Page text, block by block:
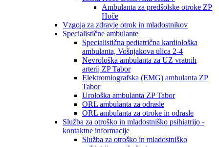
Ambulanta za predšolske otroke ZP
Hoče
Vzgoja za zdravje otrok in mladostnikov
Specialistične ambulante
Specialistična pediatrična kardiološka
ambulanta, Vošnjakova ulica 2-4
Nevrološka ambulanta za UZ vratnih
arterij ZP Tabor
Elektromiografska (EMG) ambulanta ZP
Tabor
Urološka ambulanta ZP Tabor
ORL ambulanta za odrasle
ORL ambulanta za otroke in odrasle
Služba za otroško in mladostniško psihiatrijo -
kontaktne informacije
Služba za otroško in mladostniško